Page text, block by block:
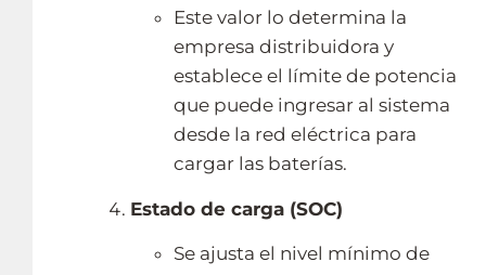
Este valor lo determina la
empresa distribuidora y
establece el límite de potencia
que puede ingresar al sistema
desde la red eléctrica para
cargar las baterías.
Estado de carga (SOC)
Se ajusta el nivel mínimo de